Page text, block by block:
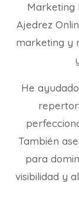
Marketing
Ajedrez
marketing y
He
También
para
visibilidad y